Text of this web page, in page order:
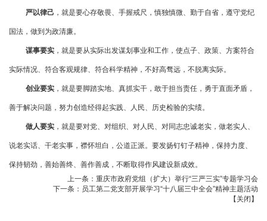
严以律己 ，就是要心存敬畏、手握戒尺，慎独慎微、勤于自省，遵守党纪
国法，做到为政清廉。
谋事要实 ，就是要从实际出发谋划事业和工作，使点子、政策、方案符合
实际情况、符合客观规律、符合科学精神，不好高骛远，不脱离实际。
创业要实 ，就是要脚踏实地、真抓实干，敢于担当责任，勇于直面矛盾，
善于解决问题，努力创造经得起实践、人民、历史检验的实绩。
做人要实 ，就是要对党、对组织、对人民、对同志忠诚老实，做老实人、
说老实话、干老实事，襟怀坦白，公道正派。要发扬钉钉子精神，保持力度、
保持韧劲，善始善终、善作善成，不断取得作风建设新成效。
上一条： 重庆市政府党组（扩大）举行“三严三实”专题学习会
下一条： 员工第二党支部开展学习“十八届三中全会”精神主题活动
【 关闭 】